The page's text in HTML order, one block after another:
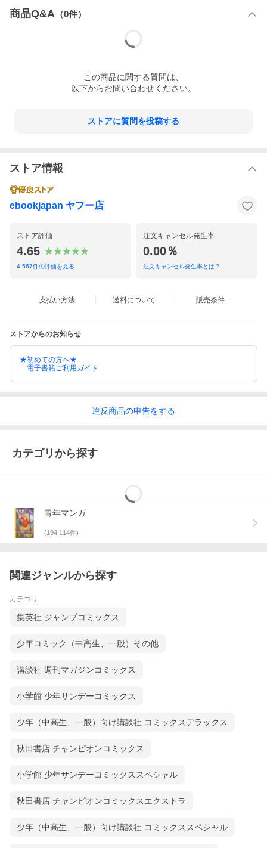
商品Q&A （0件）
この商品に関する質問は、
以下からお問い合わせください。
ストアに質問を投稿する
ストア情報
ebookjapan ヤフー店
ストア評価
4.65
4,567件の評価を見る
注文キャンセル発生率
0.00％
注文キャンセル発生率とは？
支払い方法 送料について 販売条件
ストアからのお知らせ
★初めての方へ★
電子書籍ご利用ガイド
違反商品の申告をする
カテゴリから探す
青年マンガ
(194,114件)
関連ジャンルから探す
カテゴリ
集英社 ジャンプコミックス
少年コミック（中高生、一般）その他
講談社 週刊マガジンコミックス
小学館 少年サンデーコミックス
少年（中高生、一般）向け講談社 コミックスデラックス
秋田書店 チャンピオンコミックス
小学館 少年サンデーコミックススペシャル
秋田書店 チャンピオンコミックスエクストラ
少年（中高生、一般）向け講談社 コミックススペシャル